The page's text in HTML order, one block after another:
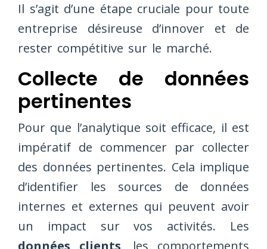
Il s’agit d’une étape cruciale pour toute
entreprise désireuse d’innover et de
rester compétitive sur le marché.
Collecte de données
pertinentes
Pour que l’analytique soit efficace, il est
impératif de commencer par collecter
des données pertinentes. Cela implique
d’identifier les sources de données
internes et externes qui peuvent avoir
un impact sur vos activités. Les